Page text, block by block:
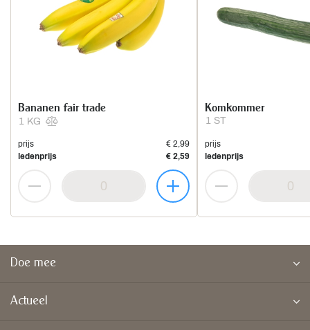
1 KG
Bananen fair trade
prijs
€ 2,99
ledenprijs
€ 2,59
1 ST
Komkommer
prijs
ledenprijs
Doe mee
Actueel